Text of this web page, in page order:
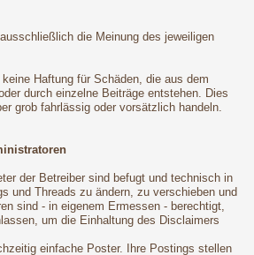
die Meinung des jeweiligen
Haftung für Schäden, die aus dem
durch einzelne Beiträge entstehen. Dies
grob fahrlässig oder vorsätzlich handeln.
der Betreiber sind befugt und technisch in
und Threads zu ändern, zu verschieben und
sind - in eigenem Ermessen - berechtigt,
um die Einhaltung des Disclaimers
einfache Poster. Ihre Postings stellen